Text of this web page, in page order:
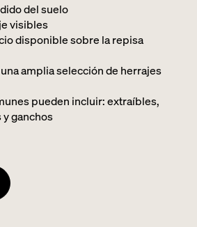
del suelo
visibles
disponible sobre la repisa
amplia selección de herrajes
pueden incluir: extraíbles,
ganchos